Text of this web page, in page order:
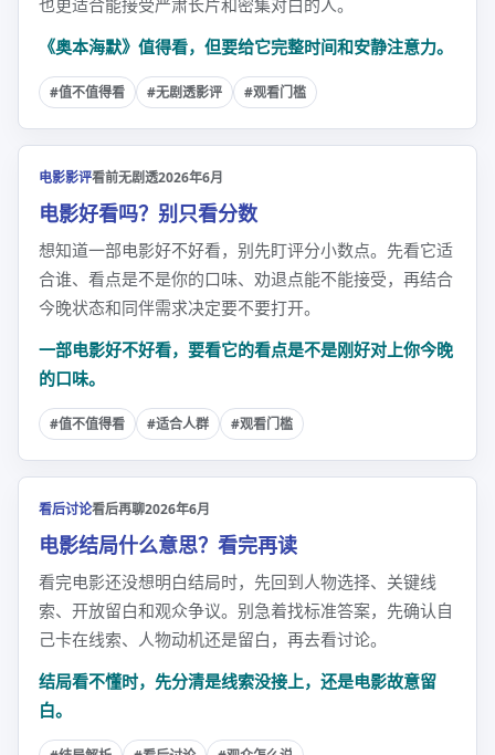
也更适合能接受严肃长片和密集对白的人。
《奥本海默》值得看，但要给它完整时间和安静注意力。
#值不值得看 #无剧透影评 #观看门槛
电影影评看前无剧透2026年6月
电影好看吗？别只看分数
想知道一部电影好不好看，别先盯评分小数点。先看它适
合谁、看点是不是你的口味、劝退点能不能接受，再结合
今晚状态和同伴需求决定要不要打开。
一部电影好不好看，要看它的看点是不是刚好对上你今晚
的口味。
#值不值得看 #适合人群 #观看门槛
看后讨论看后再聊2026年6月
电影结局什么意思？看完再读
看完电影还没想明白结局时，先回到人物选择、关键线
索、开放留白和观众争议。别急着找标准答案，先确认自
己卡在线索、人物动机还是留白，再去看讨论。
结局看不懂时，先分清是线索没接上，还是电影故意留
白。